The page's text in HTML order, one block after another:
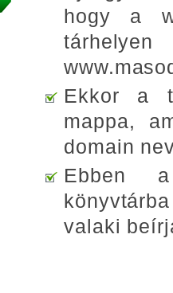
hogy a
Ekkor a
mappa,
domain
Ebben a
valaki